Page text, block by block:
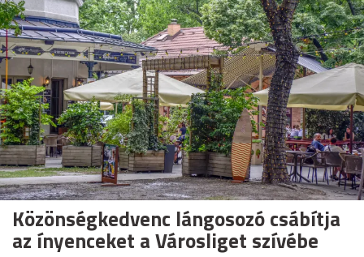
Közönségkedvenc lángosozó csábítja
az ínyenceket a Városliget szívébe